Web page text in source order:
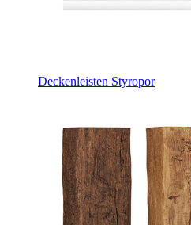
Deckenleisten Styropor